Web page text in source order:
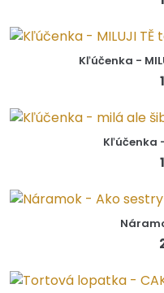
Kľúčenka -
Kľúčenka